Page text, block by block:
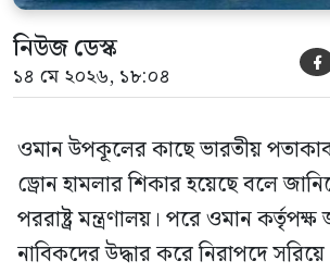
নিউজ ডেস্ক
১৪ মে ২০২৬, ১৮:০৪ 
ওমান উপকূলের কাছে ভারতীয়
ড্রোন হামলার শিকার হয়েছে বলে
পররাষ্ট্র মন্ত্রণালয়। পরে ওমান কর্তৃপক্ষ
নাবিকদের উদ্ধার করে নিরাপদে